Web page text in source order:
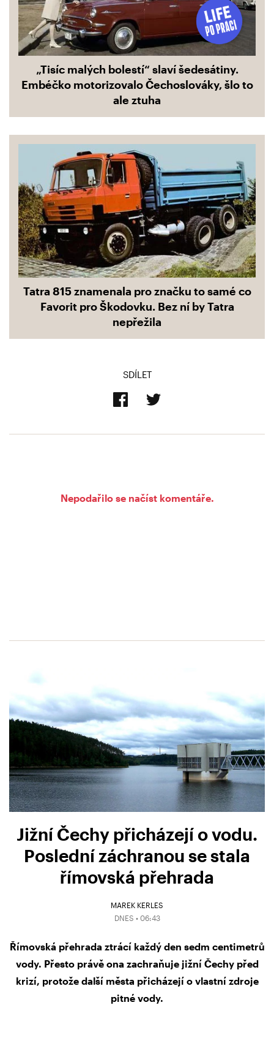
„Tisíc malých bolestí“ slaví šedesátiny.
Embéčko motorizovalo Čechoslováky, šlo to
ale ztuha
Tatra 815 znamenala pro značku to samé co
Favorit pro Škodovku. Bez ní by Tatra
nepřežila
SDÍLET
Nepodařilo se načíst komentáře.
Jižní Čechy přicházejí o vodu.
Poslední záchranou se stala
římovská přehrada
MAREK KERLES
DNES • 06:43
Římovská přehrada ztrácí každý den sedm centimetrů
vody. Přesto právě ona zachraňuje jižní Čechy před
krizí, protože další města přicházejí o vlastní zdroje
pitné vody.